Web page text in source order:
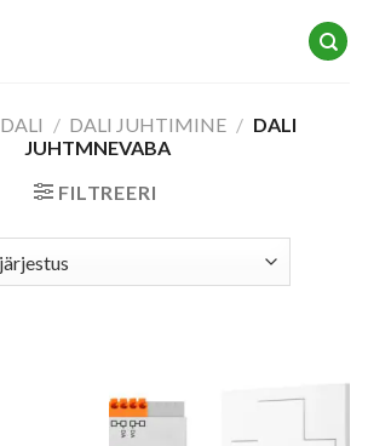
DALI / DALI JUHTIMINE / DALI
JUHTMNEVABA
FILTREERI